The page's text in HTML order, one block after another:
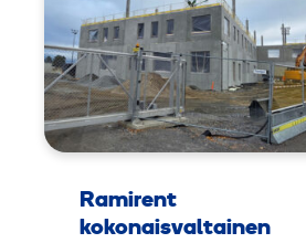
Ramirent
kokonaisvaltainen